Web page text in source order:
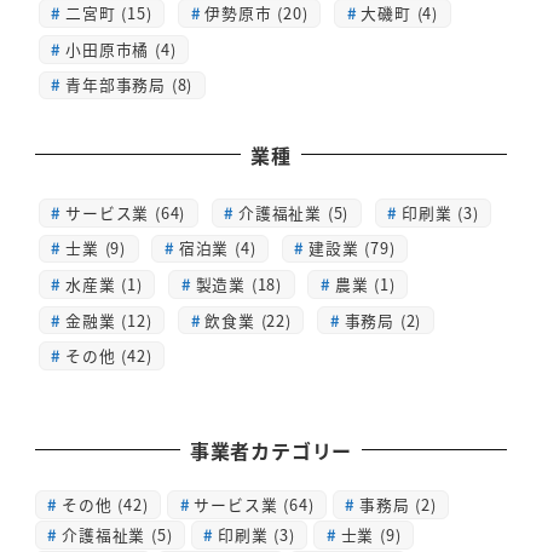
二宮町 (15)
伊勢原市 (20)
大磯町 (4)
小田原市橘 (4)
青年部事務局 (8)
業種
サービス業 (64) 介護福祉業 (5)
印刷業 (3)
士業 (9)
宿泊業 (4)
建設業 (79)
水産業 (1)
製造業 (18)
農業 (1)
金融業 (12)
飲食業 (22)
事務局 (2)
その他 (42)
事業者カテゴリー
その他 (42) サービス業 (64) 事務局 (2)
介護福祉業 (5) 印刷業 (3) 士業 (9)